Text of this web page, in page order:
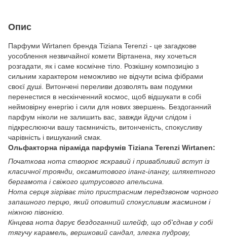
Опис
Парфуми Wirtanen бренда Tiziana Terenzi - це загадкове
уособлення незвичайної комети Віртанена, яку хочеться
розгадати, як і саме космічне тіло. Розкішну композицію з
сильним характером неможливо не відчути всіма фібрами
своєї душі. Витончені переливи дозволять вам подумки
перенестися в нескінченний космос, щоб відшукати в собі
неймовірну енергію і сили для нових звершень. Бездоганний
парфум ніколи не залишить вас, завжди йдучи слідом і
підкреслюючи вашу таємничість, витонченість, спокусливу
чарівність і вишуканий смак.
Ольфакторна піраміда парфумів Tiziana Terenzi Wirtanen:
Початкова нота створює яскравий і привабливий вступ із
класичної троянди, оксамитового іланг-ілангу, шляхетного
бергамота і свіжого цитрусового апельсина.
Нота серця зігріває тіло пристрасним передзвоном чорного
запашного перцю, який оповитий спокусливим жасмином і
ніжною півонією.
Кінцева нота дарує бездоганний шлейф, що об'єднав у собі
тягучу карамель, вершковий сандал, злегка пудрову,